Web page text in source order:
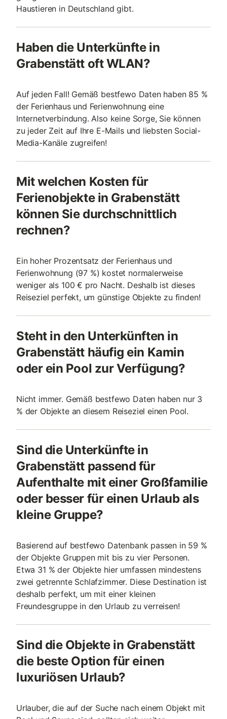
Haustieren in Deutschland gibt.
Haben die Unterkünfte in
Grabenstätt oft WLAN?
Auf jeden Fall! Gemäß bestfewo Daten haben 85 %
der Ferienhaus und Ferienwohnung eine
Internetverbindung. Also keine Sorge, Sie können
zu jeder Zeit auf Ihre E-Mails und liebsten Social-
Media-Kanäle zugreifen!
Mit welchen Kosten für
Ferienobjekte in Grabenstätt
können Sie durchschnittlich
rechnen?
Ein hoher Prozentsatz der Ferienhaus und
Ferienwohnung (97 %) kostet normalerweise
weniger als 100 € pro Nacht. Deshalb ist dieses
Reiseziel perfekt, um günstige Objekte zu finden!
Steht in den Unterkünften in
Grabenstätt häufig ein Kamin
oder ein Pool zur Verfügung?
Nicht immer. Gemäß bestfewo Daten haben nur 3
% der Objekte an diesem Reiseziel einen Pool.
Sind die Unterkünfte in
Grabenstätt passend für
Aufenthalte mit einer Großfamilie
oder besser für einen Urlaub als
kleine Gruppe?
Basierend auf bestfewo Datenbank passen in 59 %
der Objekte Gruppen mit bis zu vier Personen.
Etwa 31 % der Objekte hier umfassen mindestens
zwei getrennte Schlafzimmer. Diese Destination ist
deshalb perfekt, um mit einer kleinen
Freundesgruppe in den Urlaub zu verreisen!
Sind die Objekte in Grabenstätt
die beste Option für einen
luxuriösen Urlaub?
Urlauber, die auf der Suche nach einem Objekt mit